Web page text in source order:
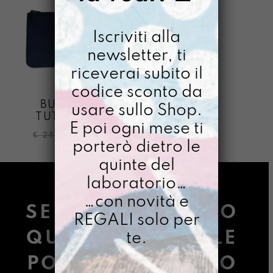
BUSTONY
TUTTO BLU
€24,00
Il
originale
€18,00
Il
attuale
SE STAI LEGGENDO
QUESTE PAROLE LE
POSSIBILITÀ SONO
Iscriviti alla
newsletter, ti
riceverai subito il
codice sconto da
usare sullo Shop.
E poi ogni mese ti
porterò dietro le
quinte del
laboratorio…
…con novità e
REGALI solo per
te.